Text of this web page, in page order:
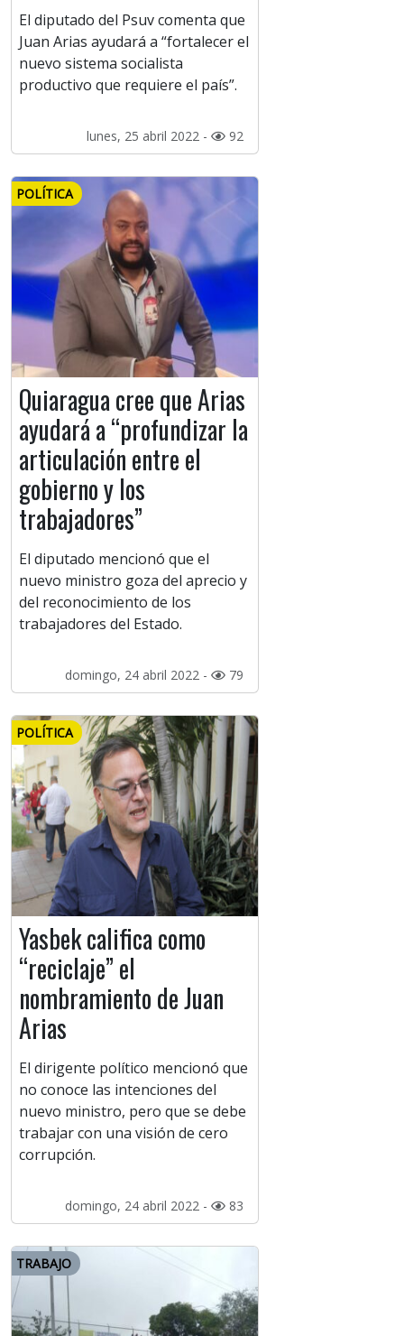
El diputado del Psuv comenta que
Juan Arias ayudará a “fortalecer el
nuevo sistema socialista
productivo que requiere el país”.
lunes, 25 abril 2022 - 92
POLÍTICA
Quiaragua cree que Arias
ayudará a “profundizar la
articulación entre el
gobierno y los
trabajadores”
El diputado mencionó que el
nuevo ministro goza del aprecio y
del reconocimiento de los
trabajadores del Estado.
domingo, 24 abril 2022 - 79
POLÍTICA
Yasbek califica como
“reciclaje” el
nombramiento de Juan
Arias
El dirigente político mencionó que
no conoce las intenciones del
nuevo ministro, pero que se debe
trabajar con una visión de cero
corrupción.
domingo, 24 abril 2022 - 83
TRABAJO